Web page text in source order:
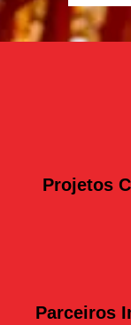
Projetos
Parceiros